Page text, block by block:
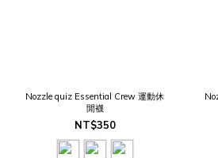
Nozzle quiz Essential Crew 運動休
閒襪
NT$350